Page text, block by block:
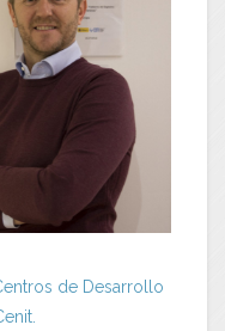
de Desarrollo